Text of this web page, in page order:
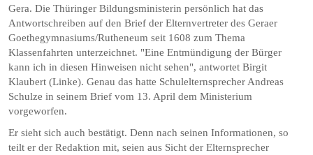
Gera. Die Thüringer Bildungsministerin persönlich hat das
Antwortschreiben auf den Brief der Elternvertreter des Geraer
Goethegymnasiums/Rutheneum seit 1608 zum Thema
Klassenfahrten unterzeichnet. "Eine Entmündigung der Bürger
kann ich in diesen Hinweisen nicht sehen", antwortet Birgit
Klaubert (Linke). Genau das hatte Schulelternsprecher Andreas
Schulze in seinem Brief vom 13. April dem Ministerium
vorgeworfen.
Er sieht sich auch bestätigt. Denn nach seinen Informationen, so
teilt er der Redaktion mit, seien aus Sicht der Elternsprecher